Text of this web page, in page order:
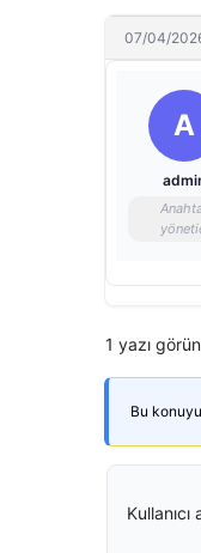
07/04/
A
1 yazı
Bu
Kullanıcı